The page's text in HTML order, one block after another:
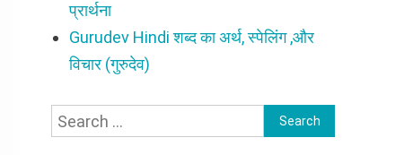
प्रार्थना
Gurudev Hindi शब्द का अर्थ, स्पेलिंग ,और
विचार (गुरुदेव)
Search